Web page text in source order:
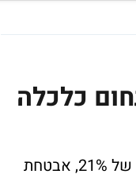
כלכלה
תחומים בהם קיים מחסור בעובדים ונרשמת עלייה בביקושים: מסעדנות -עלייה של 21%, אבטחת